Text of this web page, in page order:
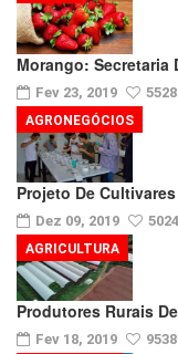
Morango:
Fev 23, 2019 5528
Projeto De
Dez 09, 2019 5024
AGRONEGÓCIOS
Produtores Rurais
Fev 18, 2019 9538
AGRICULTURA